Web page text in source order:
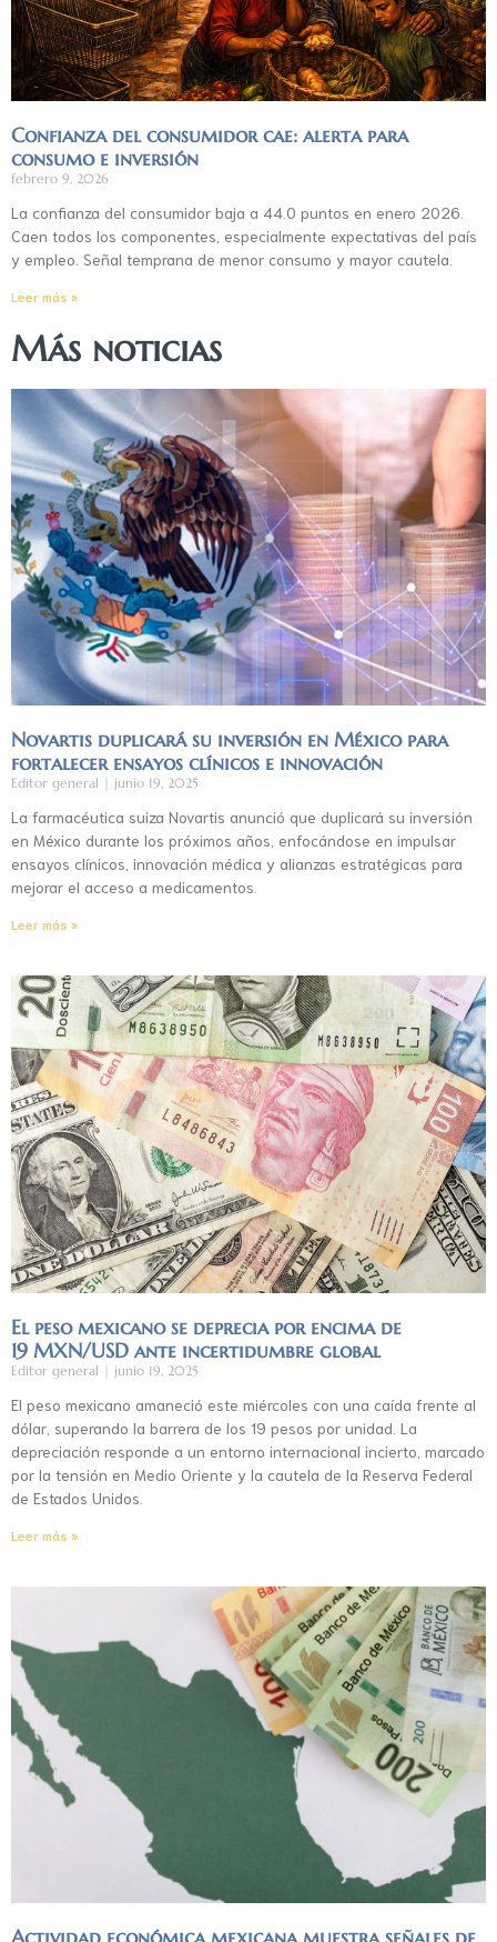
Confianza del consumidor cae: alerta para
consumo e inversión
febrero 9, 2026
La confianza del consumidor baja a 44.0 puntos en enero 2026.
Caen todos los componentes, especialmente expectativas del país
y empleo. Señal temprana de menor consumo y mayor cautela.
Leer más »
Más noticias
Novartis duplicará su inversión en México para
fortalecer ensayos clínicos e innovación
Editor general junio 19, 2025
La farmacéutica suiza Novartis anunció que duplicará su inversión
en México durante los próximos años, enfocándose en impulsar
ensayos clínicos, innovación médica y alianzas estratégicas para
mejorar el acceso a medicamentos.
Leer más »
El peso mexicano se deprecia por encima de
19 MXN/USD ante incertidumbre global
Editor general junio 19, 2025
El peso mexicano amaneció este miércoles con una caída frente al
dólar, superando la barrera de los 19 pesos por unidad. La
depreciación responde a un entorno internacional incierto, marcado
por la tensión en Medio Oriente y la cautela de la Reserva Federal
de Estados Unidos.
Leer más »
Actividad económica mexicana muestra señales de